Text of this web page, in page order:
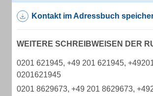
Kontakt im Adressbuch
WEITERE SCHREIBWEISEN DER
0201 621945, +49 201 621945,
0201621945
0201 8629673, +49 201 8629673,